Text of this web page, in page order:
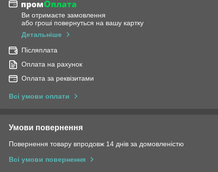
Ви отримаєте замовлення
або гроші повернуться на вашу картку
Детальніше
Післяплата
Оплата на рахунок
Оплата за реквізитами
Всі умови оплати
Умови повернення
Повернення товару впродовж 14 днів за домовленістю
Всі умови повернення